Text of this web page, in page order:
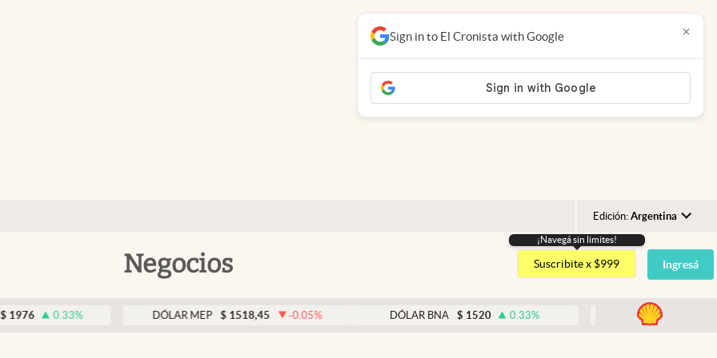
Edición: Argentina
Argentina
España
USA
Negocios
¡Navegá sin limites!
Suscribite x $999 Ingresá
0.33% DÓLAR MEP $ 1518,45 -0.05% DÓLAR BNA $ 1520 0.33% DÓLAR BLUE $ 1540
Sign in to El Cronista with Google ×